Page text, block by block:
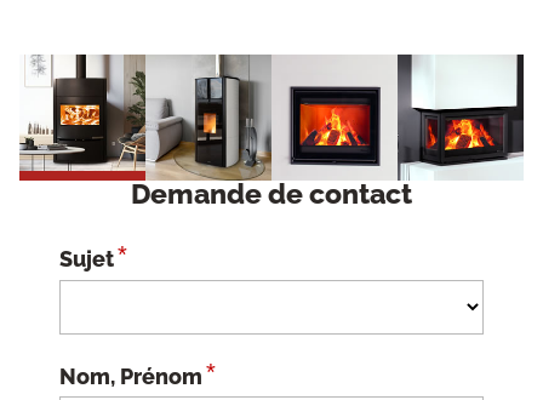
Demande de contact
Sujet*
Nom, Prénom*